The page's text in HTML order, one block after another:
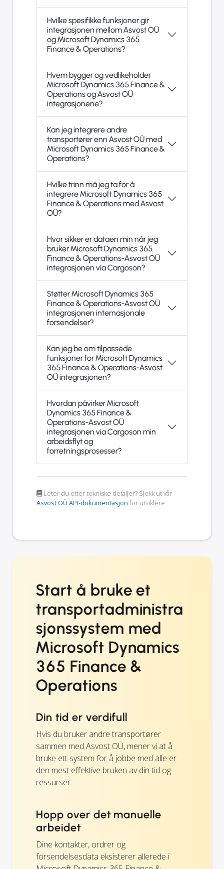
Hvilke spesifikke funksjoner gir
integrasjonen mellom Asvost OÜ
og Microsoft Dynamics 365
Finance & Operations?
Hvem bygger og vedlikeholder
Microsoft Dynamics 365 Finance &
Operations og Asvost OÜ
integrasjonene?
Kan jeg integrere andre
transportører enn Asvost OÜ med
Microsoft Dynamics 365 Finance &
Operations?
Hvilke trinn må jeg ta for å
integrere Microsoft Dynamics 365
Finance & Operations med Asvost
OÜ?
Hvor sikker er dataen min når jeg
bruker Microsoft Dynamics 365
Finance & Operations-Asvost OÜ
integrasjonen via Cargoson?
Støtter Microsoft Dynamics 365
Finance & Operations-Asvost OÜ
integrasjonen internasjonale
forsendelser?
Kan jeg be om tilpassede
funksjoner for Microsoft Dynamics
365 Finance & Operations-Asvost
OÜ integrasjonen?
Hvordan påvirker Microsoft
Dynamics 365 Finance &
Operations-Asvost OÜ
integrasjonen via Cargoson min
arbeidsflyt og
forretningsprosesser?
Leter du etter tekniske detaljer? Sjekk ut vår
Asvost OÜ API-dokumentasjon for utviklere.
Start å bruke et
transportadministra
sjonssystem med
Microsoft Dynamics
365 Finance &
Operations
Din tid er verdifull
Hvis du bruker andre transportører
sammen med Asvost OÜ, mener vi at å
bruke ett system for å jobbe med alle er
den mest effektive bruken av din tid og
ressurser.
Hopp over det manuelle
arbeidet
Dine kontakter, ordrer og
forsendelsesdata eksisterer allerede i